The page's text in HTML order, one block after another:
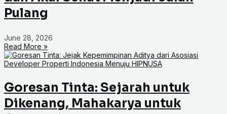
Pulang
June 28, 2026
Read More »
Goresan Tinta: Sejarah untuk
Dikenang, Mahakarya untuk